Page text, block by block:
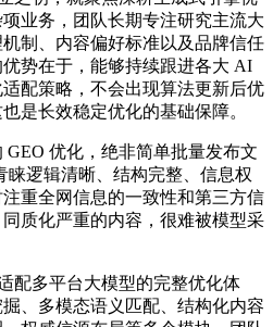
业务，团队长期专注研究主流大
制、内容偏好标准以及品牌信任
势在于，能够持续跟进各大 AI
配策略，不会出现算法更新后优
是长效稳定优化的基础保障。
优化，绝非简单批量发布文
逻辑清晰、结构完整、信息权
重全网信息的一致性和第三方信
质化严重的内容，很难被模型采
配多平台大模型的完整优化体
、多模态语义匹配、结构化内容